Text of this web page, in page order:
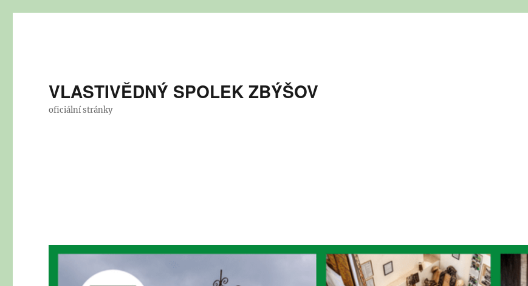
VLASTIVĚDNÝ SPOLEK ZBÝŠOV
oficiální stránky